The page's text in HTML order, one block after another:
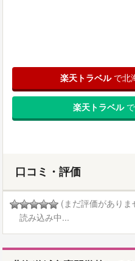
楽天トラベルで北
楽天トラベルで
口コミ・評価
(まだ評価がありま
読み込み中...